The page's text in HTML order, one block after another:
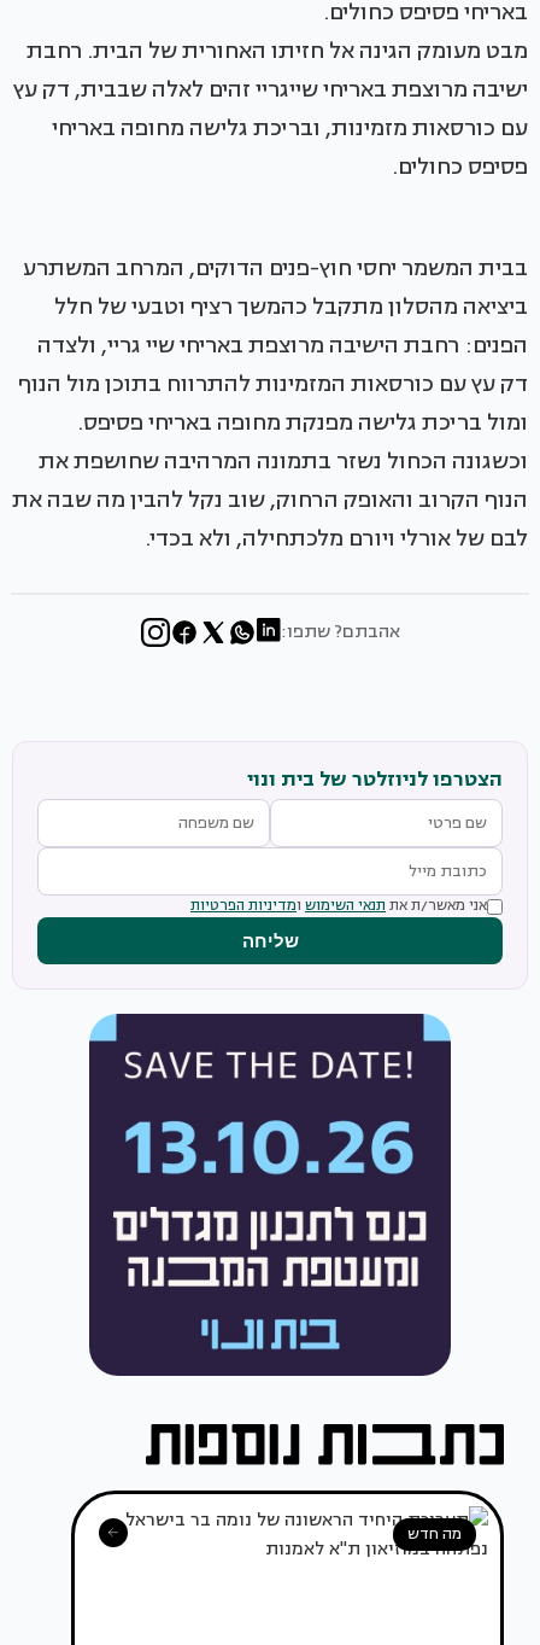
מבט מעומק הגינה אל חזיתו האחורית של הבית. רחבת
ישיבה מרוצפת באריחי שייגריי זהים לאלה שבבית, דק עץ
עם כורסאות מזמינות, ובריכת גלישה מחופה באריחי
פסיפס כחולים.
בבית המשמר יחסי חוץ-פנים הדוקים, המרחב המשתרע
ביציאה מהסלון מתקבל כהמשך רציף וטבעי של חלל
הפנים: רחבת הישיבה מרוצפת באריחי שיי גריי, ולצדה
דק עץ עם כורסאות המזמינות להתרווח בתוכן מול הנוף
ומול בריכת גלישה מפנקת מחופה באריחי פסיפס.
וכשגונה הכחול נשזר בתמונה המרהיבה שחושפת את
הנוף הקרוב והאופק הרחוק, שוב נקל להבין מה שבה את
לבם של אורלי ויורם מלכתחילה, ולא בכדי.
אהבתם? שתפו:
הצטרפו לניוזלטר של בית ונוי
אני מאשר/ת את תנאי השימוש ומדיניות הפרטיות
שליחה
מה חדש